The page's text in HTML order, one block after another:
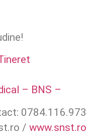
– BNS –
0784.116.973
/www.snst.ro